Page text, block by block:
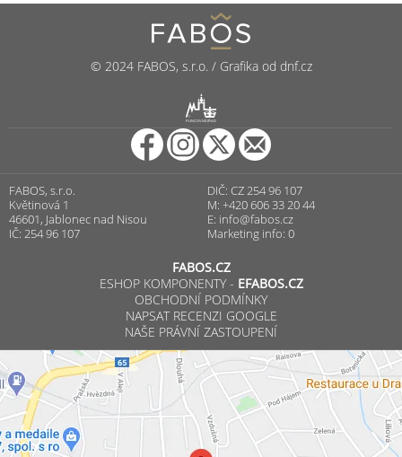
© 2024 FABOS, s.r.o. / Grafika od dnf.cz
PUNCOVNÍ ÚŘAD
FABOS, s.r.o.
Květinová 1
46601, Jablonec nad Nisou
IČ: 254 96 107
DIČ: CZ 254 96 107
M: +420 606 33 20 44
E: info@fabos.cz
Marketing info: 0
FABOS.CZ
ESHOP KOMPONENTY - EFABOS.CZ
OBCHODNÍ PODMÍNKY
NAPSAT RECENZI GOOGLE
NAŠE PRÁVNÍ ZASTOUPENÍ